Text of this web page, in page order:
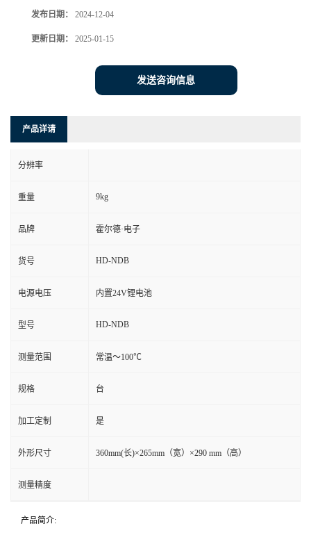
发布日期： 2024-12-04
更新日期： 2025-01-15
发送咨询信息
产品详请
分辨率
重量 9kg
品牌 霍尔德·电子
货号 HD-NDB
电源电压 内置24V锂电池
型号 HD-NDB
测量范围 常温～100℃
规格 台
加工定制 是
外形尺寸 360mm(长)×265mm（宽）×290 mm（高）
测量精度
产品简介: